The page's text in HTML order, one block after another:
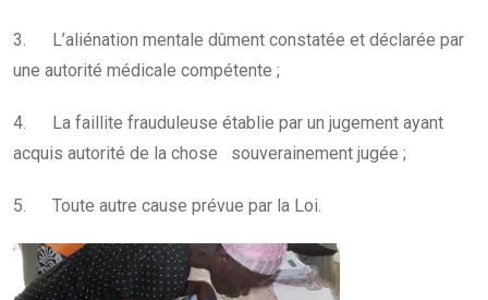
3. L’aliénation mentale dûment constatée et déclarée par
une autorité médicale compétente ;
4. La faillite frauduleuse établie par un jugement ayant
acquis autorité de la chose souverainement jugée ;
5. Toute autre cause prévue par la Loi.